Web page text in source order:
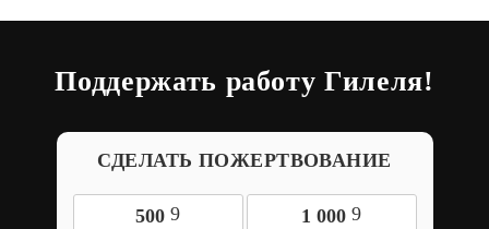
Поддержать работу Гилеля!
СДЕЛАТЬ ПОЖЕРТВОВАНИЕ
500 9 1 000 9